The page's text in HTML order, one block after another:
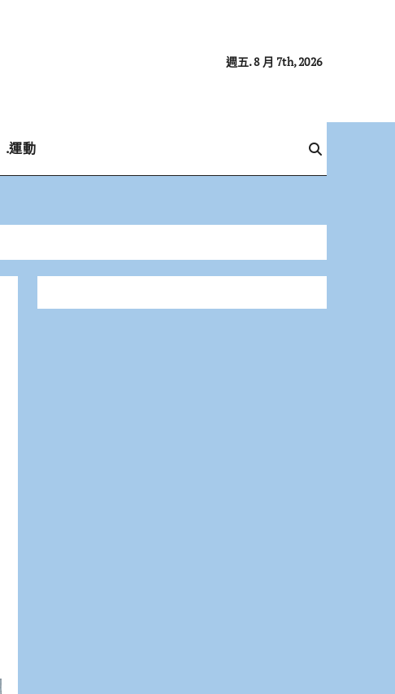
週五. 8 月 7th, 2026
.運動